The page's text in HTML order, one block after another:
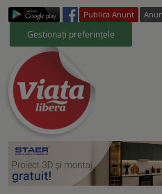
Publica Anunt
Gestionați preferințele